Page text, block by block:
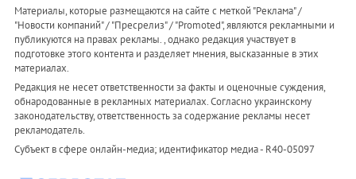
Материалы, которые размещаются на сайте с меткой "Реклама" /
"Новости компаний" / "Пресрелиз" / "Promoted", являются рекламными и
публикуются на правах рекламы. , однако редакция участвует в
подготовке этого контента и разделяет мнения, высказанные в этих
материалах.
Редакция не несет ответственности за факты и оценочные суждения,
обнародованные в рекламных материалах. Согласно украинскому
законодательству, ответственность за содержание рекламы несет
рекламодатель.
Субъект в сфере онлайн-медиа; идентификатор медиа - R40-05097